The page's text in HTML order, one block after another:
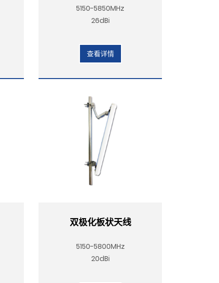
5150-5850MHz
26dBi
查看详情
双极化板状天线
5150-5800MHz
20dBi